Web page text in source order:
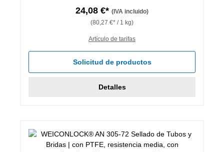
24,08 €* (IVA incluido)
(80,27 €* / 1 kg)
Artículo de tarifas
Solicitud de productos
Detalles